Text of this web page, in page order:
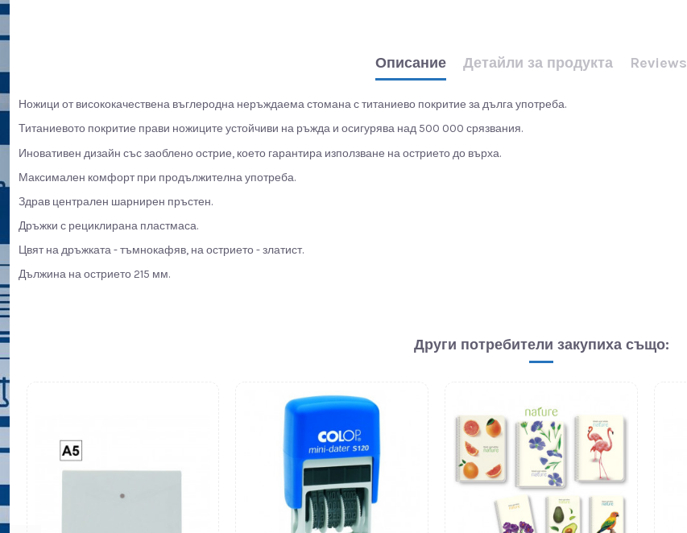
Описание Детайли за продукта Reviews
Ножици от висококачествена въглеродна неръждаема стомана с титаниево покритие за дълга употреба.
Титаниевото покритие прави ножиците устойчиви на ръжда и осигурява над 500 000 срязвания.
Иновативен дизайн със заоблено острие, което гарантира използване на острието до върха.
Максимален комфорт при продължителна употреба.
Здрав централен шарнирен пръстен.
Дръжки с рециклирана пластмаса.
Цвят на дръжката - тъмнокафяв, на острието - златист.
Дължина на острието 215 мм.
Други потребители закупиха също: